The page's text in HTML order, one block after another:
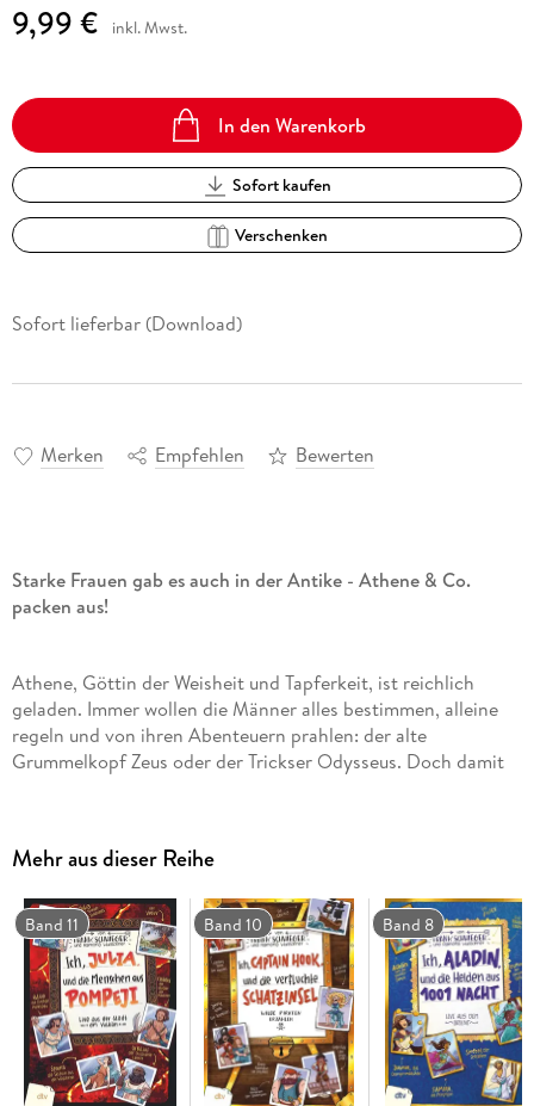
9,99 € inkl. Mwst.
In den Warenkorb
Sofort kaufen
Verschenken
Sofort lieferbar (Download)
Merken Empfehlen Bewerten
Starke Frauen gab es auch in der Antike - Athene & Co.
packen aus!
Athene, Göttin der Weisheit und Tapferkeit, ist reichlich
geladen. Immer wollen die Männer alles bestimmen, alleine
regeln und von ihren Abenteuern prahlen: der alte
Grummelkopf Zeus oder der Trickser Odysseus. Doch damit
hat Athene einige der Klügsten und Mutigsten von ihnen
zusammengerufen: die trickreiche Aphrodite, die furchtlose
Antigone, die selbstlose Baukis, die entschlossene Atalante,
die sportliche Kydippe. Nun sind sie es, die ihre Geschichte
aufschreiben und von ihren Heldentaten berichten . . .
Mehr aus dieser Reihe
Band 11 Band 10 Band 8